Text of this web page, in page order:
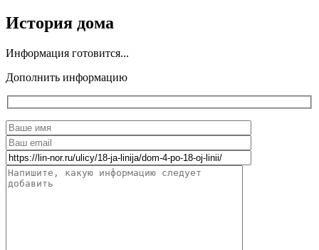
История дома
Информация готовится...
Дополнить информацию